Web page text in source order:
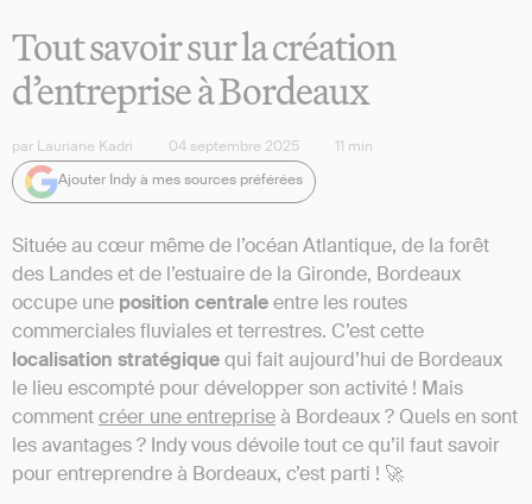
Tout savoir sur la création
d’entreprise à Bordeaux
par Lauriane Kadri 04 septembre 2025 11 min
Ajouter Indy à mes sources préférées
Située au cœur même de l’océan Atlantique, de la forêt
des Landes et de l’estuaire de la Gironde, Bordeaux
occupe une position centraleentre les routes
commerciales fluviales et terrestres. C’est cette
localisation stratégiquequi fait aujourd’hui de Bordeaux
le lieu escompté pour développer son activité ! Mais
commentcréer une entrepriseà Bordeaux ? Quels en sont
les avantages ? Indy vous dévoile tout ce qu’il faut savoir
pour entreprendre à Bordeaux, c’est parti ! 🚀